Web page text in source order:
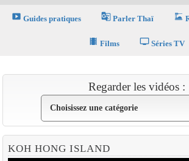
smart_display Guides pratiques g_translate Parler Thaï dinner_dining
theaters Films tv Séries TV
Regarder les vidéos :
KOH HONG ISLAND